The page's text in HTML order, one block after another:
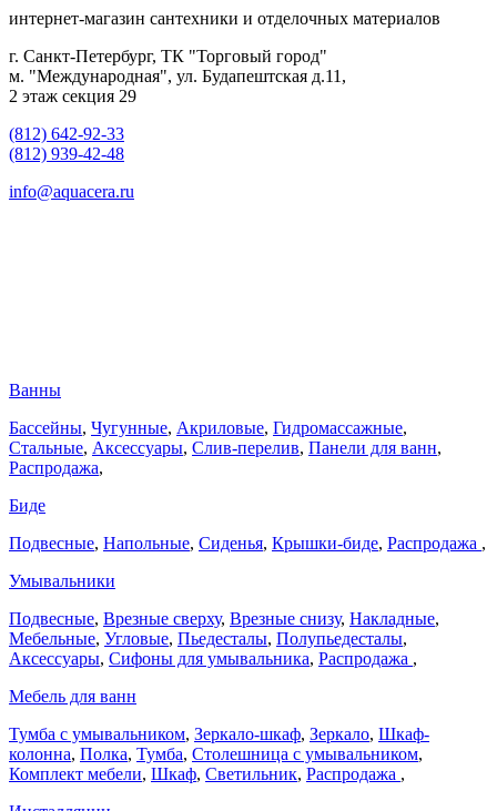
интернет-магазин сантехники и отделочных материалов
г. Санкт-Петербург, ТК "Торговый город"
м. "Международная", ул. Будапештская д.11,
2 этаж секция 29
(812) 642-92-33
(812) 939-42-48
info@aquacera.ru
Ванны
Бассейны, Чугунные, Акриловые, Гидромассажные,
Стальные, Аксессуары, Слив-перелив, Панели для ванн,
Распродажа,
Биде
Подвесные, Напольные, Сиденья, Крышки-биде, Распродажа ,
Умывальники
Подвесные, Врезные сверху, Врезные снизу, Накладные,
Мебельные, Угловые, Пьедесталы, Полупьедесталы,
Аксессуары, Сифоны для умывальника, Распродажа ,
Мебель для ванн
Тумба с умывальником, Зеркало-шкаф, Зеркало, Шкаф-
колонна, Полка, Тумба, Столешница с умывальником,
Комплект мебели, Шкаф, Светильник, Распродажа ,